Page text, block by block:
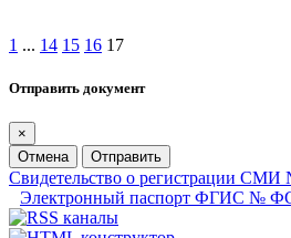
1 ... 14 15 16 17
Отправить документ
×
Отмена
Отправить
Свидетельство о регистрации
Электронный паспорт ФГИС №